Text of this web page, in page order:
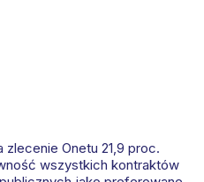
zlecenie Onetu 21,9 proc.
wszystkich kontraktów